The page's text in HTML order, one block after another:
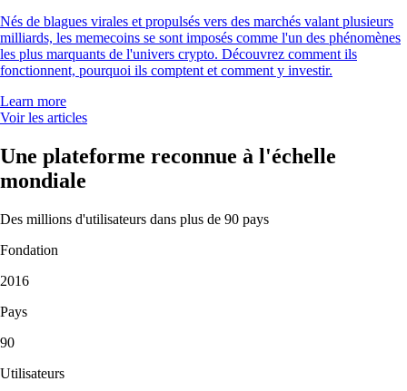
Nés de blagues virales et propulsés vers des marchés valant plusieurs
milliards, les memecoins se sont imposés comme l'un des phénomènes
les plus marquants de l'univers crypto. Découvrez comment ils
fonctionnent, pourquoi ils comptent et comment y investir.
Learn more
Voir les articles
Une plateforme reconnue à l'échelle
mondiale
Des millions d'utilisateurs dans plus de 90 pays
Fondation
2016
Pays
90
Utilisateurs